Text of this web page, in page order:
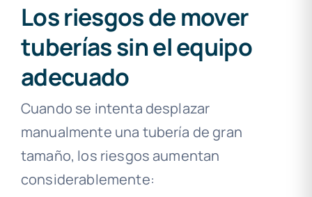
Los riesgos de mover
tuberías sin el equipo
adecuado
Cuando se intenta desplazar
manualmente una tubería de gran
tamaño, los riesgos aumentan
considerablemente: